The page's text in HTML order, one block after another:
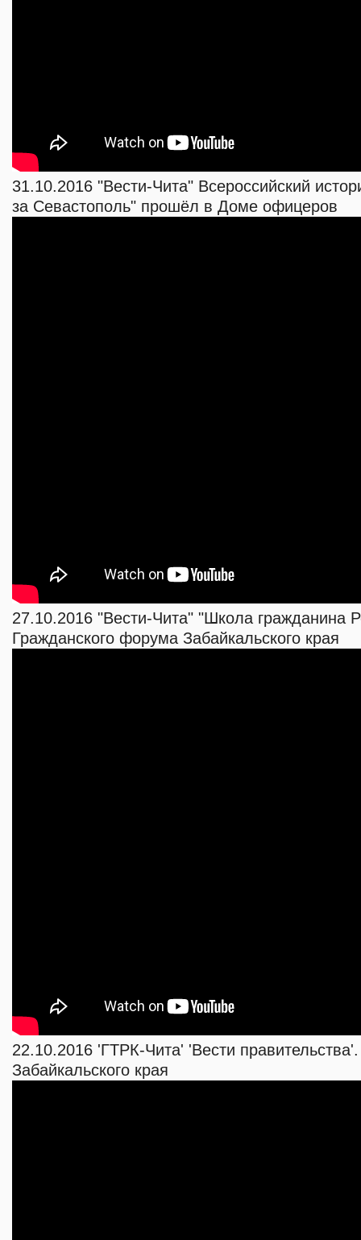
31.10.2016 "Вести-Чита" Всероссийский
за Севастополь" прошёл в Доме офицеров
27.10.2016 "Вести-Чита" "Школа гражданина
Гражданского форума Забайкальского края
22.10.2016 'ГТРК-Чита' 'Вести
Забайкальского края